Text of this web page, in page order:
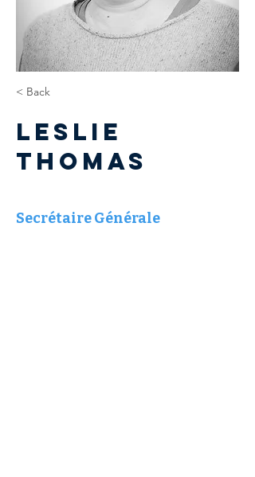
< Back
Leslie
THOMAS
Secrétaire Générale